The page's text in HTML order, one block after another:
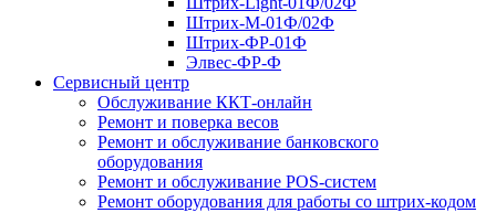
Штрих-М-01Ф/02Ф
Штрих-ФР-01Ф
Элвес-ФР-Ф
Сервисный центр
Обслуживание ККТ-онлайн
Ремонт и поверка весов
Ремонт и обслуживание банковского
оборудования
Ремонт и обслуживание POS-систем
Ремонт оборудования для работы со штрих-кодом